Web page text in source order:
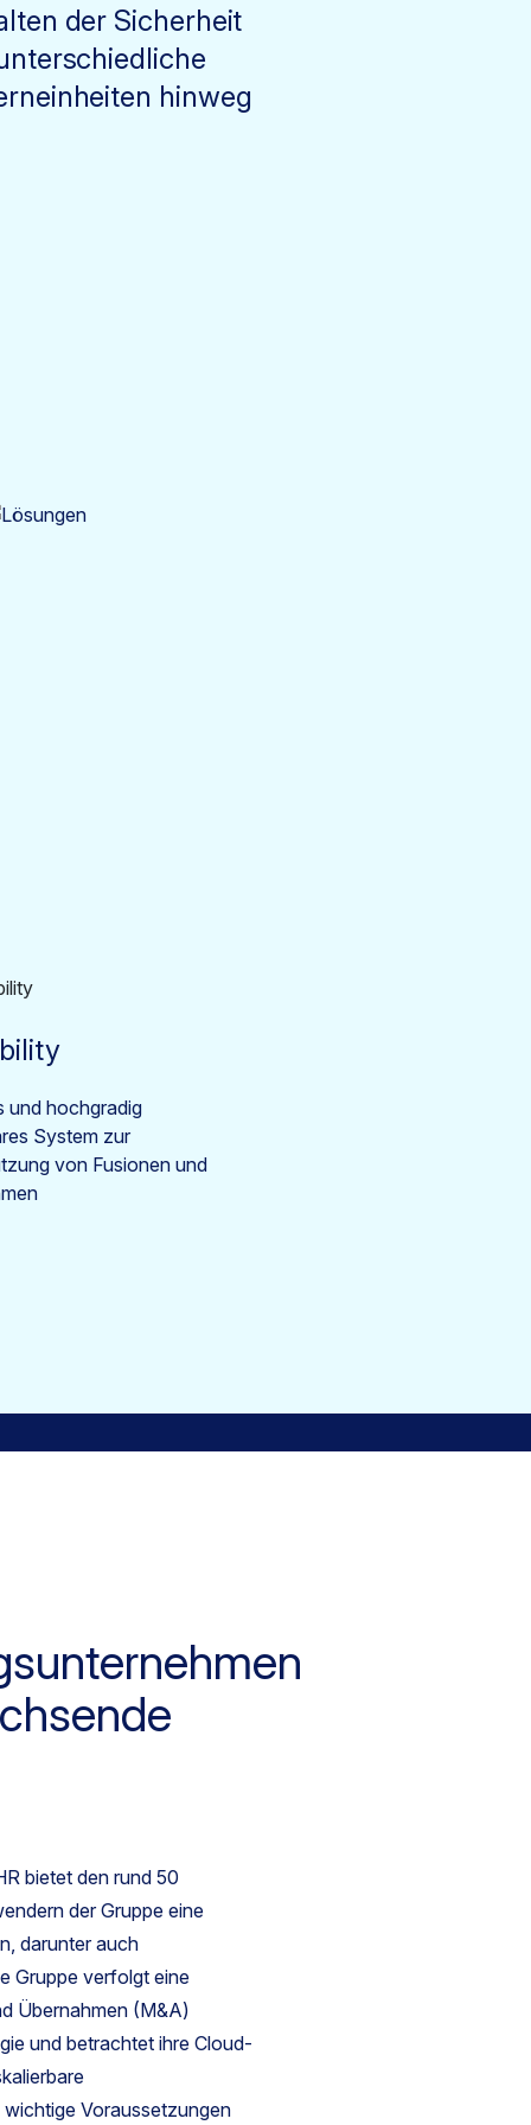
der Sicherheit
hinweg
und hochgradig
System zur
von Fusionen und
bietet den rund 50
der Gruppe eine
darunter auch
Gruppe verfolgt eine
Übernahmen (M&A)
und betrachtet ihre Cloud-
Voraussetzungen